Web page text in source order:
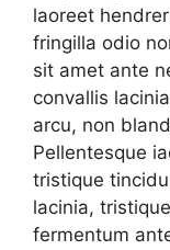
laoreet
fringilla odio
sit amet ante
convallis
arcu, non
Pellentesque
tristique
lacinia,
fermentum